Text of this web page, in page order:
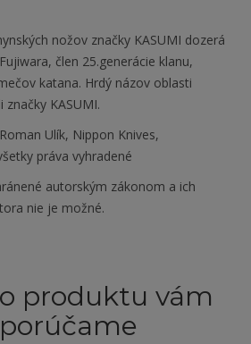
nožov značky KASUMI dozerá
člen 25.generácie klanu,
katana. Hrdý názov oblasti
KASUMI.
Ulík, Nippon Knives,
práva vyhradené
autorským zákonom a ich
nie je možné.
produktu vám